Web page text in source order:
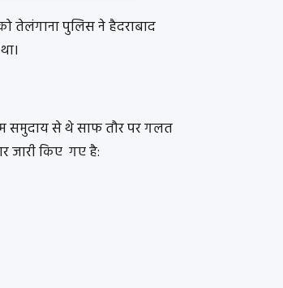
तेलंगाना पुलिस ने हैदराबाद
समुदाय से थे साफ तौर पर गलत
जारी किए गए है: